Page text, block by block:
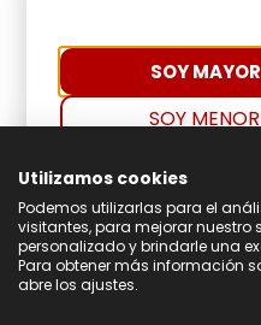
SOY
SOY
Utilizamos cookies
Podemos utilizarlas para el
visitantes, para mejorar nuestro
personalizado y brindarle una
Para obtener más información
abre los ajustes.